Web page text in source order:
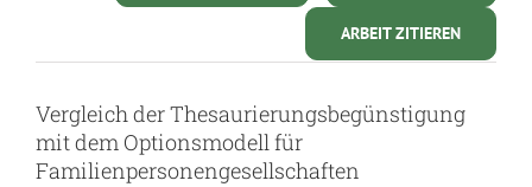
ARBEIT ZITIEREN
Vergleich der Thesaurierungsbegünstigung
mit dem Optionsmodell für
Familienpersonengesellschaften